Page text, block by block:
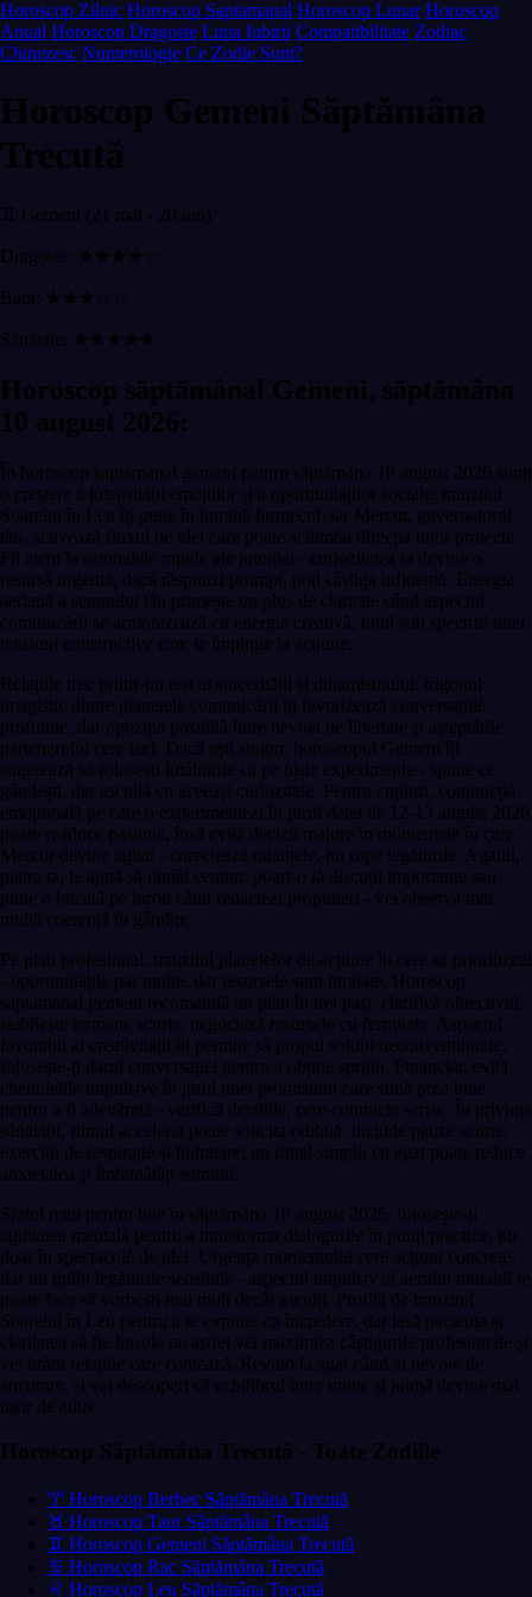
Horoscop Zilnic Horoscop Saptamanal Horoscop Lunar Horoscop
Anual Horoscop Dragoste Luna Iubirii Compatibilitate Zodiac
Chinezesc Numerologie Ce Zodie Sunt?
Horoscop Gemeni Săptămâna
Trecută
♊ Gemeni (21 mai - 20 iun)
Dragoste: ★★★★☆
Bani: ★★★☆☆
Sănătate: ★★★★★
Horoscop săptămânal Gemeni, săptămâna
10 august 2026:
În horoscop saptamanal gemeni pentru săptămâna 10 august 2026 simți
o creștere a intensității emoțiilor și a oportunităților sociale: tranzitul
Soarelui în Leu îți pune în lumină farmecul, iar Mercur, guvernatorul
tău, activează fluxul de idei care poate schimba direcția unor proiecte.
Fii atent la semnalele rapide ale intuiției - curiozitatea ta devine o
resursă urgentă; dacă răspunzi prompt, poți câștiga influență. Energia
aeriană a semnului tău primește un plus de claritate când aspectul
comunicării se armonizează cu energia creativă, totul sub spectrul unei
tensiuni constructive care te împinge la acțiune.
Relațiile trec printr-un test al sincerității și dinamismului: trigonul
imagistic dintre planetele comunicării îți favorizează conversațiile
profunde, dar opoziția posibilă între nevoia de libertate și așteptările
partenerului cere tact. Dacă ești singur, horoscopul Gemeni îți
sugerează să folosești întâlnirile ca pe niște experimente - spune ce
gândești, dar ascultă cu aceeași curiozitate. Pentru cupluri, conjuncția
emoțională pe care o experimentezi în jurul datei de 12-13 august 2026
poate readuce pasiune, însă evită decizii majore în momentele în care
Mercur devine agitat - corectează nuanțele, nu rupe legăturile. Agatul,
piatra ta, te ajută să rămâi centrat: poart-o la discuții importante sau
pune o bucată pe birou când redactezi propuneri - vei observa mai
multă coerență în gândire.
Pe plan profesional, tranzitul planetelor de acțiune îți cere să prioritizezi
- oportunitățile par multe, dar resursele sunt limitate. Horoscop
saptamanal gemeni recomandă un plan în trei pași: clarifică obiectivul,
stabilește termene scurte, negociază resursele cu fermitate. Aspectul
favorabil al creativității îți permite să propui soluții neconvenționale;
folosește-ți darul conversației pentru a obține sprijin. Financiar, evită
cheltuielile impulsive în jurul unei promisiuni care sună prea bine
pentru a fi adevărată - verifică detaliile, cere contracte scrise. În privința
sănătății, ritmul accelerat poate solicita odihnă: include pauze scurte,
exerciții de respirație și hidratare; un ritual simplu cu agat poate reduce
anxietatea și îmbunătăți somnul.
Sfatul meu pentru tine în săptămâna 10 august 2026: folosește-ți
agilitatea mentală pentru a transforma dialogurile în punți practice, nu
doar în spectacole de idei. Urgența momentului cere acțiuni concrete,
dar nu grăbi legăturile sensibile - aspectul impulsiv al aerului mutabil te
poate face să vorbești mai mult decât asculți. Profită de tranzitul
Soarelui în Leu pentru a te expune cu încredere, dar lasă paciența și
claritatea să fie busola ta; astfel vei maximiza câștigurile profesionale și
vei hrăni relațiile care contează. Revino la agat când ai nevoie de
ancorare, și vei descoperi că echilibrul între minte și inimă devine mai
ușor de atins.
Horoscop Săptămâna Trecută - Toate Zodiile
♈ Horoscop Berbec Săptămâna Trecută
♉ Horoscop Taur Săptămâna Trecută
♊ Horoscop Gemeni Săptămâna Trecută
♋ Horoscop Rac Săptămâna Trecută
♌ Horoscop Leu Săptămâna Trecută